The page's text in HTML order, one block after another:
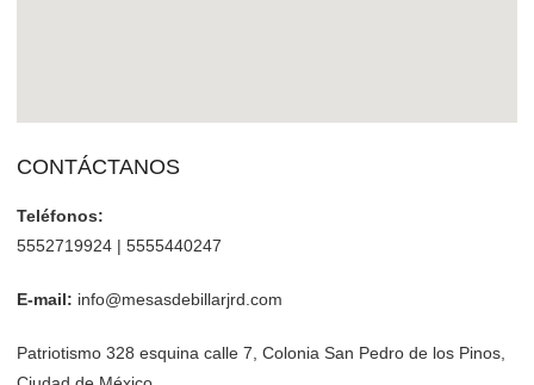
CONTÁCTANOS
Teléfonos:
5552719924 | 5555440247
E-mail: info@mesasdebillarjrd.com
Patriotismo 328 esquina calle 7, Colonia San Pedro de los Pinos,